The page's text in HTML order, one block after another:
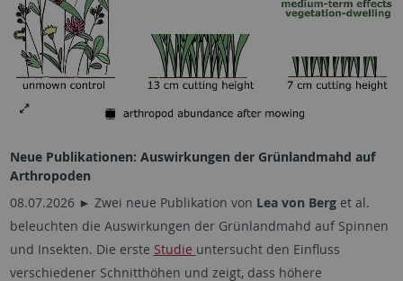
Neue Publikationen: Auswirkungen der Grünlandmahd auf
Arthropoden
08.07.2026 ► Zwei neue Publikation von Lea von Berget al.
beleuchten die Auswirkungen der Grünlandmahd auf Spinnen
und Insekten. Die erste Studie untersucht den Einfluss
verschiedener Schnitthöhen und zeigt, dass höhere